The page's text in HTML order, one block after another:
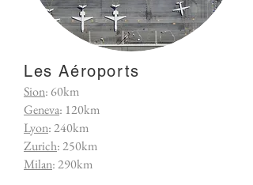
Les Aéroports
Sion: 60km
Geneva: 120km
Lyon: 240km
Zurich: 250km
Milan: 290km